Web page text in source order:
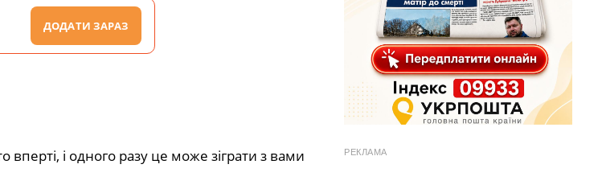
ДОДАТИ ЗАРАЗ
і одного разу це може зіграти з вами
РЕКЛАМА